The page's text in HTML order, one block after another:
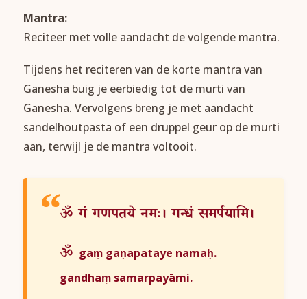
Mantra:
Reciteer met volle aandacht de volgende mantra.
Tijdens het reciteren van de korte mantra van
Ganesha buig je eerbiedig tot de murti van
Ganesha. Vervolgens breng je met aandacht
sandelhoutpasta of een druppel geur op de murti
aan, terwijl je de mantra voltooit.
ॐ गं गणपतये नमः। गन्धं समर्पयामि।
ॐ gaṃ gaṇapataye namaḥ.
gandhaṃ samarpayāmi.